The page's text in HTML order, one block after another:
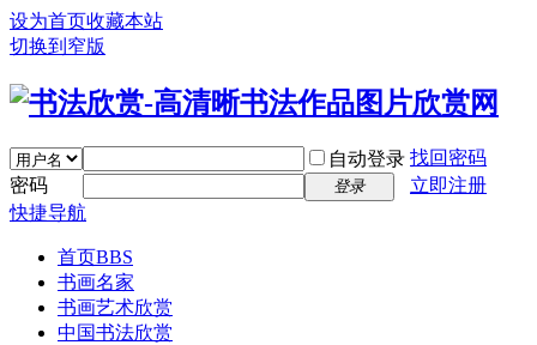
设为首页收藏本站
切换到窄版
自动登录 找回密码
密码
登录
立即注册
快捷导航
首页BBS
书画名家
书画艺术欣赏
中国书法欣赏